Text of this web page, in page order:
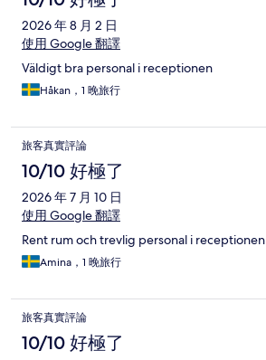
2026 年 8 月 2 日
使用 Google 翻譯
Väldigt bra personal i receptionen
Håkan，1 晚旅行
旅客真實評論
10/10 好極了
2026 年 7 月 10 日
使用 Google 翻譯
Rent rum och trevlig personal i receptionen
Amina，1 晚旅行
旅客真實評論
10/10 好極了